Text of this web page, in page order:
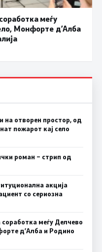
меѓу
Монфорте д’Алба
на отворен простор, од
пожарот кај село
роман – стрип од
акција
со сериозна
меѓу Делчево
д’Алба и Родино